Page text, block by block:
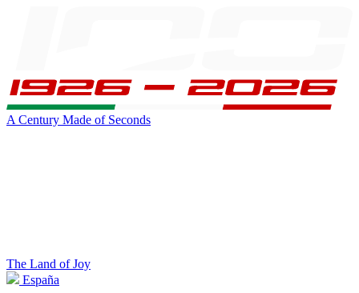
A Century Made of Seconds
The Land of Joy
España